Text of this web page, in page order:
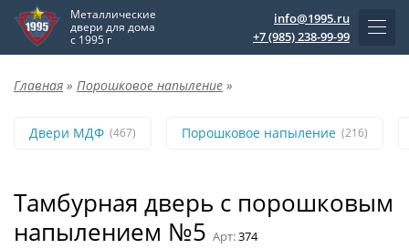
Металлические
двери для дома
с 1995 г
info@1995.ru
+7 (985) 238-99-99
Главная » Порошковое напыление »
Двери МДФ (467) Порошковое напыление (216)
Тамбурная дверь с порошковым
напылением №5 Арт:374